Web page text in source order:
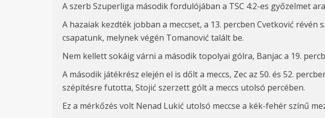
A szerb Szuperliga második fordulójában a TSC 4:2-es győzelmet
A hazaiak kezdték jobban a meccset, a 13. percben Cvetković révén
csapatunk, melynek végén Tomanović talált be.
Nem kellett sokáig várni a második topolyai gólra, Banjac a 19.
A második játékrész elején el is dőlt a meccs, Zec az 50. és 52.
szépítésre futotta, Stojić szerzett gólt a meccs utolsó percében.
Ez a mérkőzés volt Nenad Lukić utolsó meccse a kék-fehér színű